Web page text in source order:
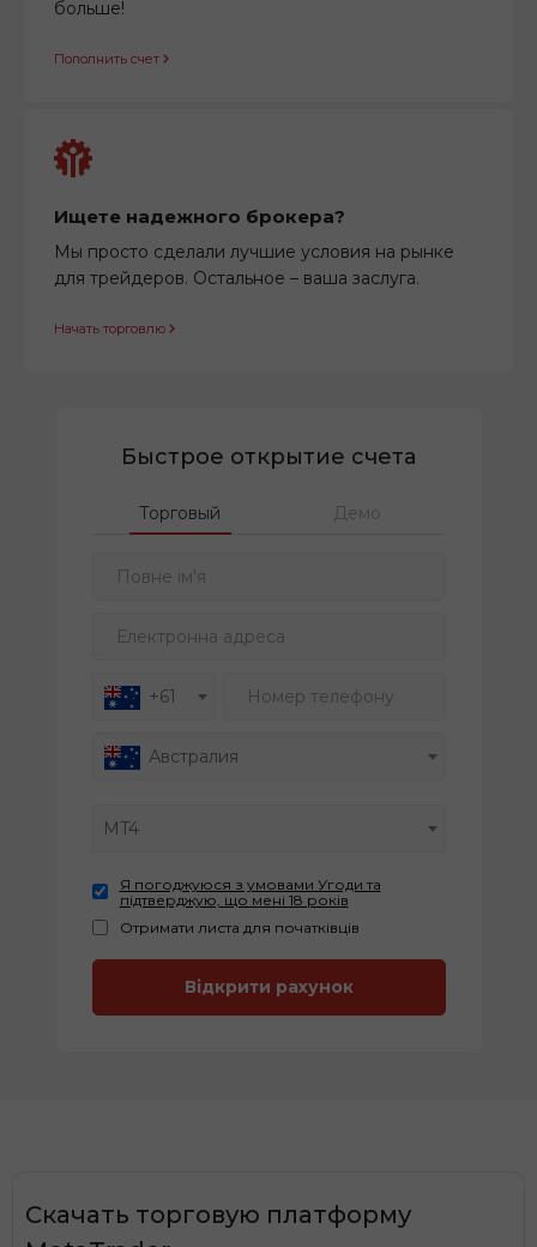
больше!
Пополнить счет
Ищете надежного брокера?
Мы просто сделали лучшие условия на рынке
для трейдеров. Остальное – ваша заслуга.
Начать торговлю
Быстрое открытие счета
Торговый Демо
Повне ім'я
Електронна адреса
+61 Номер телефону
Австралия
MT4
Я погоджуюся з умовами Угоди та
підтверджую, що мені 18 років
Отримати листа для початківців
Скачать торговую платформу